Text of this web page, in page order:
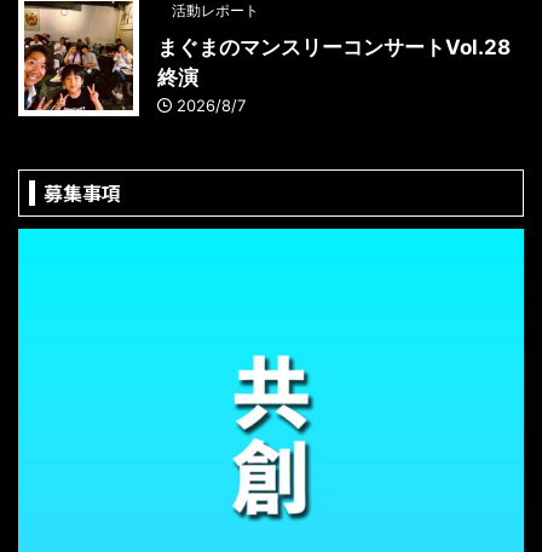
活動レポート
まぐまのマンスリーコンサートVol.28
終演
2026/8/7
募集事項